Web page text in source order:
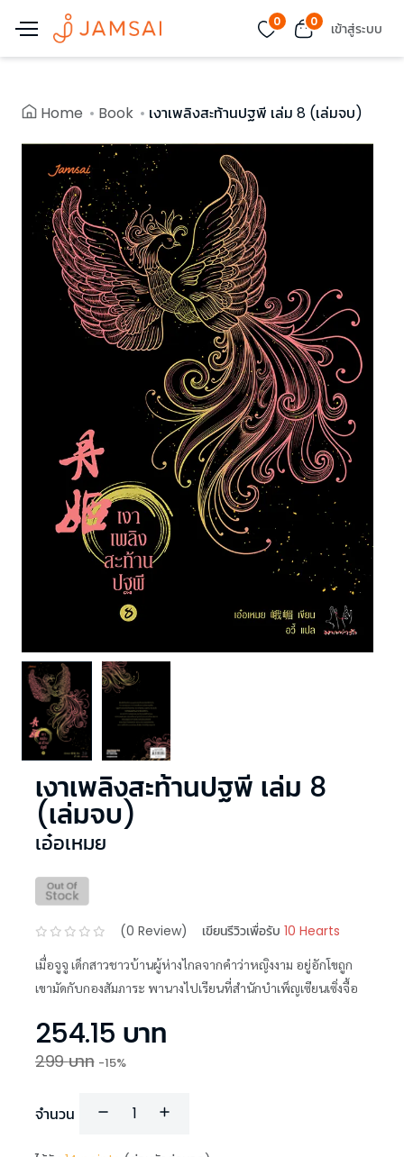
0 0 เข้าสู่ระบบ
Home Book เงาเพลิงสะท้านปฐพี เล่ม 8 (เล่มจบ)
เงาเพลิงสะท้านปฐพี เล่ม 8
(เล่มจบ)
เอ๋อเหมย
(0 Review) เขียนรีวิวเพื่อรับ 10 Hearts
เมื่อจูจู เด็กสาวชาวบ้านผู้ห่างไกลจากคำว่าหญิงงาม อยู่อักโขถูก
เขามัดกับกองสัมภาระ พานางไปเรียนที่สำนักบำเพ็ญเซียนเซิ่งจื้อ
254.15 บาท
299บาท -15%
จำนวน